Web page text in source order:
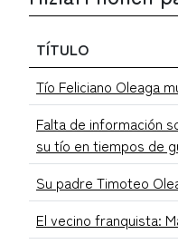
TÍTULO
Tío Feliciano Oleaga
Falta de información
su tío en tiempos de
Su padre Timoteo
El vecino franquista: